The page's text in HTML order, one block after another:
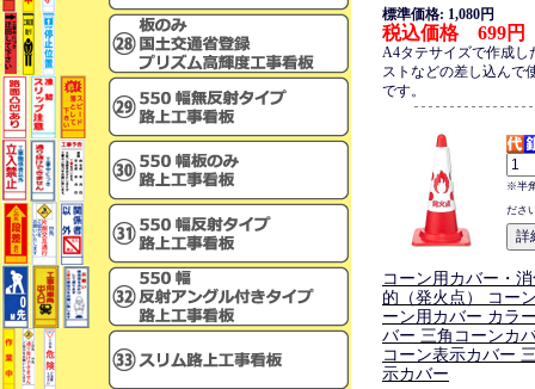
標準価格: 1,080円
税込価格 699円
A4タテサイズで作成し
ストなどの差し込んで
です。
※半
ださ
コーン用カバー・
的（発火点） コー
ーン用カバー カラ
バー 三角コーンカ
コーン表示カバー
示カバー